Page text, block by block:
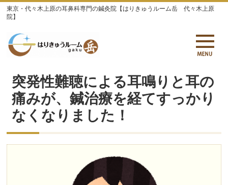
東京・代々木上原の耳鼻科専門の鍼灸院【はりきゅうルーム岳 代々木上原
院】
突発性難聴による耳鳴りと耳の
痛みが、鍼治療を経てすっかり
なくなりました！